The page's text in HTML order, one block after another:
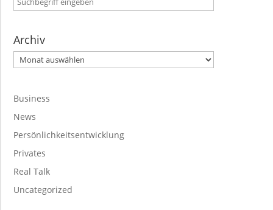
Archiv
Archiv
Business
News
Persönlichkeitsentwicklung
Privates
Real Talk
Uncategorized